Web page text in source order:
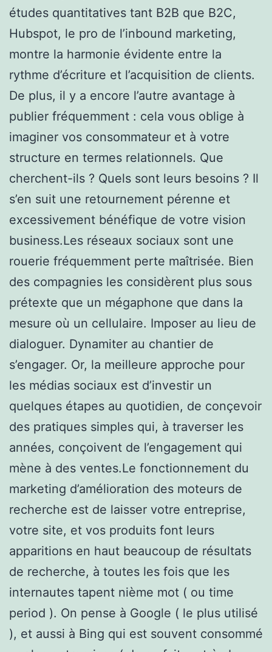
études quantitatives tant B2B que B2C,
Hubspot, le pro de l’inbound marketing,
montre la harmonie évidente entre la
rythme d’écriture et l’acquisition de clients.
De plus, il y a encore l’autre avantage à
publier fréquemment : cela vous oblige à
imaginer vos consommateur et à votre
structure en termes relationnels. Que
cherchent-ils ? Quels sont leurs besoins ? Il
s’en suit une retournement pérenne et
excessivement bénéfique de votre vision
business.Les réseaux sociaux sont une
rouerie fréquemment perte maîtrisée. Bien
des compagnies les considèrent plus sous
prétexte que un mégaphone que dans la
mesure où un cellulaire. Imposer au lieu de
dialoguer. Dynamiter au chantier de
s’engager. Or, la meilleure approche pour
les médias sociaux est d’investir un
quelques étapes au quotidien, de conçevoir
des pratiques simples qui, à traverser les
années, conçoivent de l’engagement qui
mène à des ventes.Le fonctionnement du
marketing d’amélioration des moteurs de
recherche est de laisser votre entreprise,
votre site, et vos produits font leurs
apparitions en haut beaucoup de résultats
de recherche, à toutes les fois que les
internautes tapent nième mot ( ou time
period ). On pense à Google ( le plus utilisé
), et aussi à Bing qui est souvent consommé